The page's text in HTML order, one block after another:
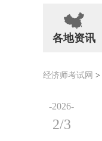
各地资讯
经济师考试网 >
-2026-
2/3